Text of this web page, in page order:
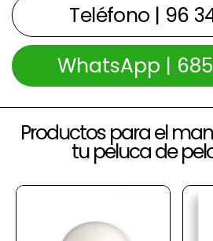
Teléfono | 96
WhatsApp |
Productos para el
tu peluca de